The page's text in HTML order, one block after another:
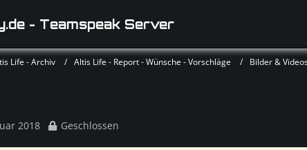
- Teamspeak Server
Life - Archiv Altis Life - Report - Wünsche - Vorschläge Bilder &
2018 Geschlossen